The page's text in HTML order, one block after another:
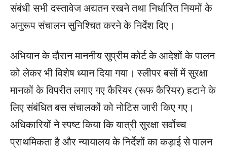
संबंधी सभी दस्तावेज अद्यतन रखने तथा निर्धारित नियमों के
अनुरूप संचालन सुनिश्चित करने के निर्देश दिए।
अभियान के दौरान माननीय सुप्रीम कोर्ट के आदेशों के पालन
को लेकर भी विशेष ध्यान दिया गया। स्लीपर बसों में सुरक्षा
मानकों के विपरीत लगाए गए कैरियर (रूफ कैरियर) हटाने के
लिए संबंधित बस संचालकों को नोटिस जारी किए गए।
अधिकारियों ने स्पष्ट किया कि यात्री सुरक्षा सर्वोच्च
प्राथमिकता है और न्यायालय के निर्देशों का कड़ाई से पालन